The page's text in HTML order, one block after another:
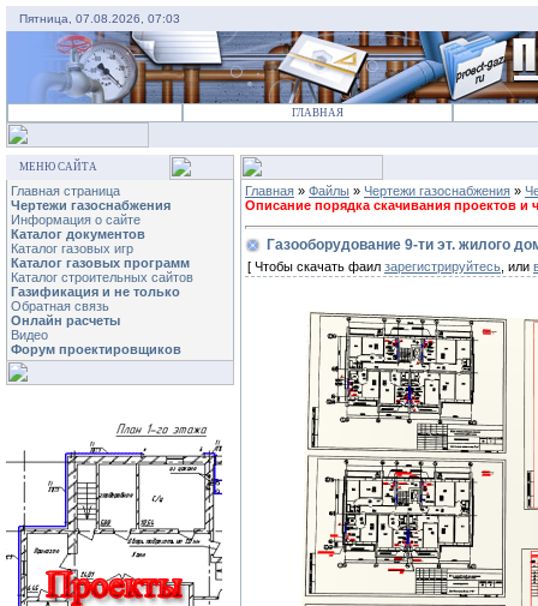
Пятница, 07.08.2026, 07:03
ГЛАВНАЯ
МЕНЮ САЙТА
Главная страница
Чертежи газоснабжения
Информация о сайте
Каталог документов
Каталог газовых игр
Каталог газовых программ
Каталог строительных сайтов
Газификация и не только
Обратная связь
Онлайн расчеты
Видео
Форум проектировщиков
Главная » Файлы » Чертежи газоснабжения »
Описание порядка скачивания проектов и
Газооборудование 9-ти эт. жилого
[ Чтобы скачать фаил зарегистрируйтесь , или